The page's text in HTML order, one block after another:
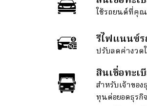
ใช้รถยนต์ที่คุณ
รีไฟแนนซ์
ปรับลดค่างวด
สินเชื่อทะเ
สำหรับเจ้าขอ
ทุนต่อยอดธุรกิ